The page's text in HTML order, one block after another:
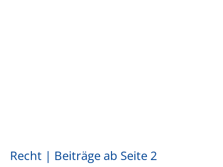
Recht | Beiträge ab Seite 2